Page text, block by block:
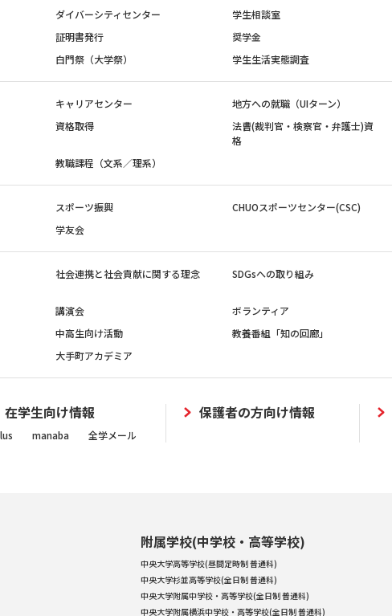
ダイバーシティセンター 学生相談室
証明書発行
奨学金
白門祭（大学祭）
学生生活実態調査
キャリアセンター 地方への就職（UIターン）
資格取得
法曹(裁判官・検察官・弁護士)資
格
教職課程（文系／理系）
スポーツ振興 CHUOスポーツセンター(CSC)
学友会
社会連携と社会貢献に関する理念 SDGsへの取り組み
講演会
ボランティア
中高生向け活動
教養番組「知の回廊」
大手町アカデミア
在学生向け情報
manaba 全学メール
保護者の方向け情報
附属学校(中学校・高等学校)
中央大学高等学校(昼間定時制 普通科)
中央大学杉並高等学校(全日制 普通科)
中央大学附属中学校・高等学校(全日制 普通科)
中央大学附属横浜中学校・高等学校(全日制 普通科)